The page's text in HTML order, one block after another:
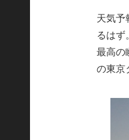
天気予
るはず。
最高の
の東京